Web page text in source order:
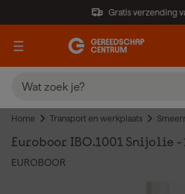
Gratis verzending
Home Transport en werkplaats
Euroboor IBO.1001 Snijolie
EUROBOOR